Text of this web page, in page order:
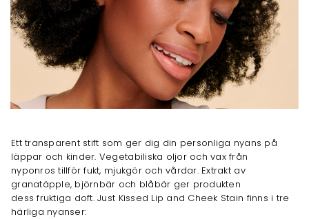
Ett transparent stift som ger dig din personliga nyans på
läppar och kinder. Vegetabiliska oljor och vax från
nyponros tillför fukt, mjukgör och vårdar. Extrakt av
granatäpple, björnbär och blåbär ger produkten
dess fruktiga doft. Just Kissed Lip and Cheek Stain finns i tre
härliga nyanser: